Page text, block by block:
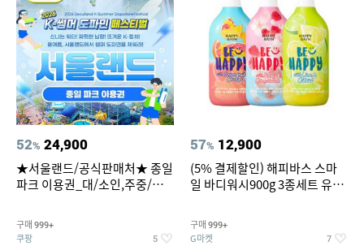
52% 24,900
★서울랜드/공식판매처★ 종일
파크 이용권_대/소인,주중/주
구매 999+
쿠팡 5
57% 12,900
(5% 결제할인) 해피바스 스마
일 바디워시900g 3종세트 유
구매 999+
G마켓 7